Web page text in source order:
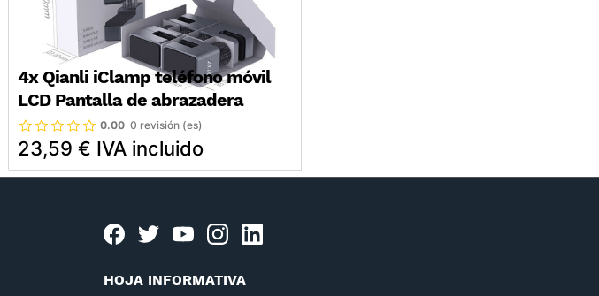
4x Qianli iClamp teléfono móvil
LCD Pantalla de abrazadera
0.00 0 revisión (es)
23,59 € IVA incluido
Facebook
twitteryoutubeinstagram
HOJA INFORMATIVA